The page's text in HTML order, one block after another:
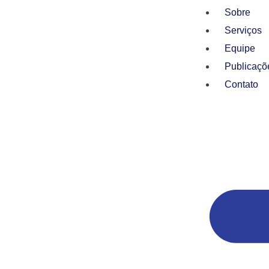
Sobre
Serviços
Equipe
Contato